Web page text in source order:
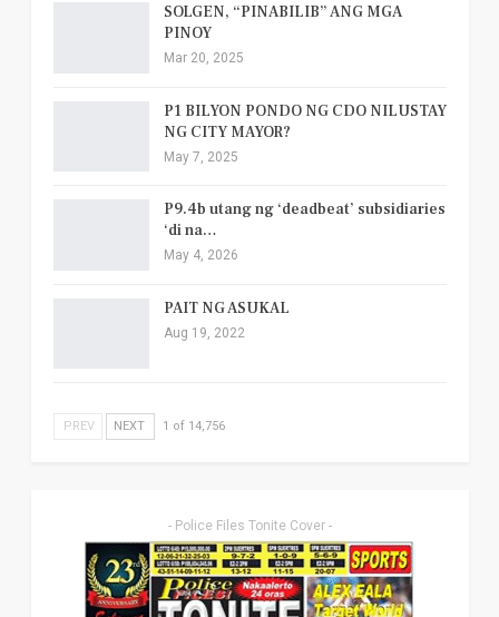
SOLGEN, “PINABILIB” ANG MGA
PINOY
Mar 20, 2025
P1 BILYON PONDO NG CDO NILUSTAY
NG CITY MAYOR?
May 7, 2025
P9.4b utang ng ‘deadbeat’ subsidiaries
‘di na…
May 4, 2026
PAIT NG ASUKAL
Aug 19, 2022
PREV NEXT 1 of 14,756
- Police Files Tonite Cover -